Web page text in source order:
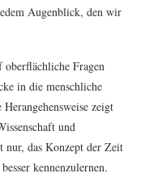
Augenblick, den wir
Fragen
in die menschliche
zeigt
und
das Konzept der Zeit
kennenzulernen.